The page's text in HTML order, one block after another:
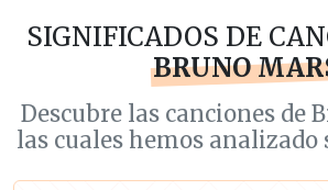
SIGNIFICADOS DE
BRUNO
Descubre las canciones de
las cuales hemos